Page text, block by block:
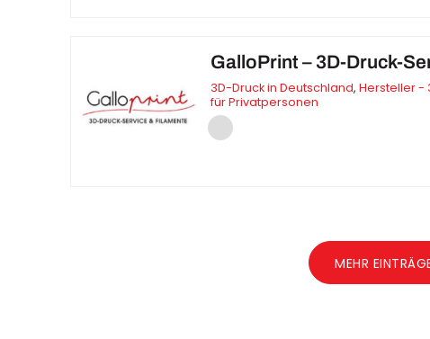
GalloPrint – 3D-Druck-
3D-Druck in Deutschland,Hersteller -
für Privatpersonen
MEHR